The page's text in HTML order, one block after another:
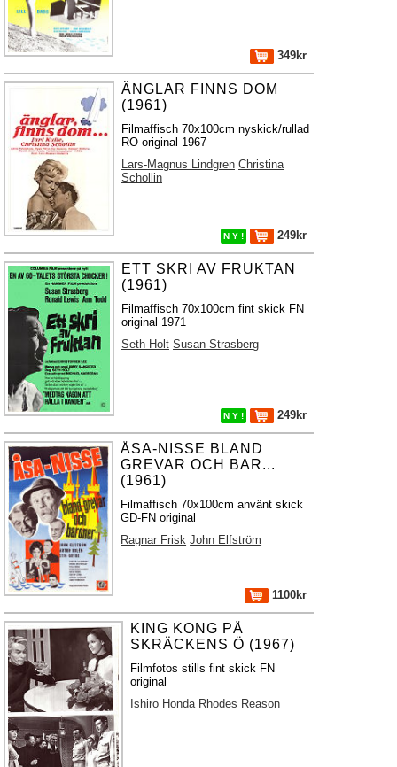
349kr
ÄNGLAR FINNS DOM
(1961)
Filmaffisch 70x100cm nyskick/rullad
RO original 1967
Lars-Magnus Lindgren Christina
Schollin
N Y ! 249kr
ETT SKRI AV FRUKTAN
(1961)
Filmaffisch 70x100cm fint skick FN
original 1971
Seth Holt Susan Strasberg
N Y ! 249kr
ÅSA-NISSE BLAND
GREVAR OCH BAR...
(1961)
Filmaffisch 70x100cm använt skick
GD-FN original
Ragnar Frisk John Elfström
1100kr
KING KONG PÅ
SKRÄCKENS Ö (1967)
Filmfotos stills fint skick FN
original
Ishiro Honda Rhodes Reason